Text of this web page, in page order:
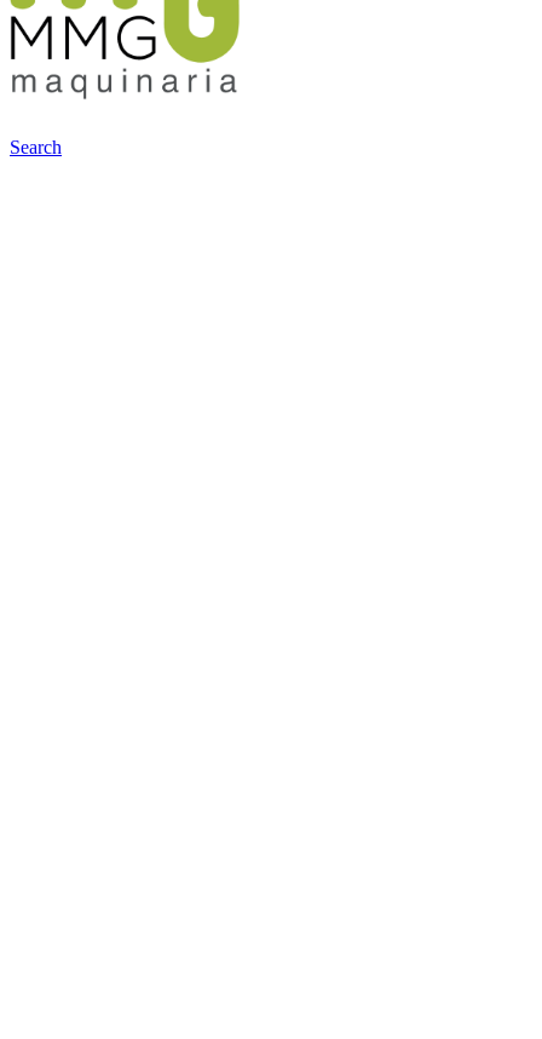
Search